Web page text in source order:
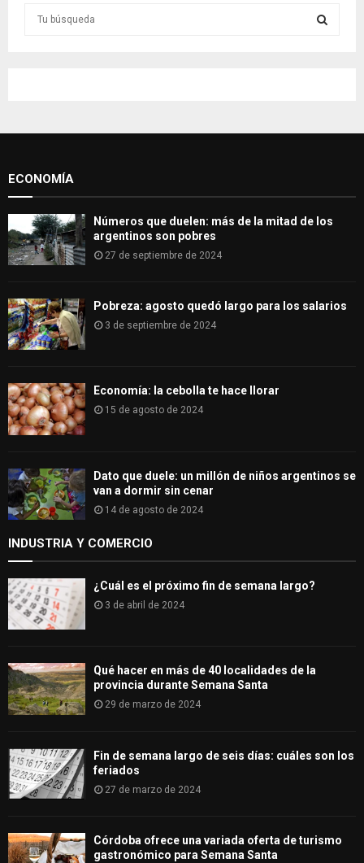
o
H
ECONOMÍA
Números que duelen: más de la mitad de los
argentinos son pobres
27 de septiembre de 2024
Pobreza: agosto quedó largo para los salarios
3 de septiembre de 2024
Economía: la cebolla te hace llorar
15 de agosto de 2024
Dato que duele: un millón de niños argentinos se
van a dormir sin cenar
14 de agosto de 2024
INDUSTRIA Y COMERCIO
¿Cuál es el próximo fin de semana largo?
3 de abril de 2024
Qué hacer en más de 40 localidades de la
provincia durante Semana Santa
29 de marzo de 2024
Fin de semana largo de seis días: cuáles son los
feriados
27 de marzo de 2024
Córdoba ofrece una variada oferta de turismo
gastronómico para Semana Santa